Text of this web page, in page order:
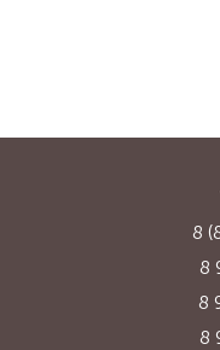
8
8
8
8